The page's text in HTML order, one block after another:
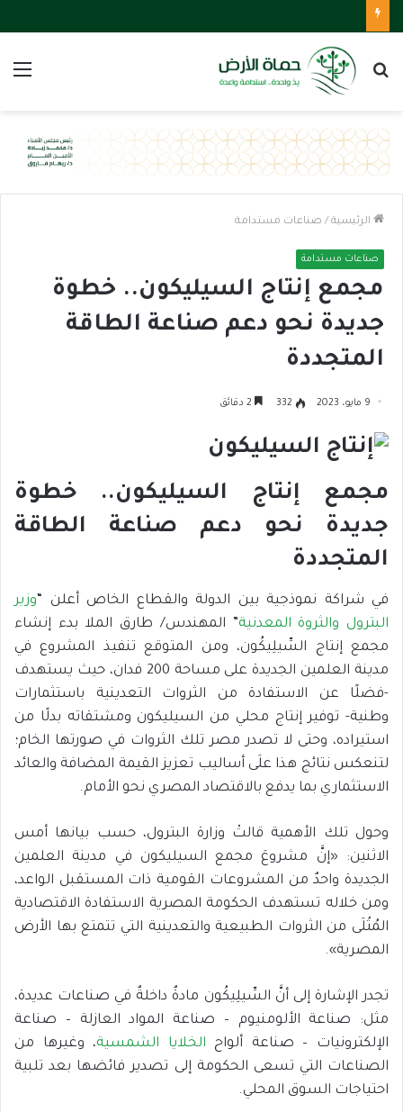
بحث
الرئيسية / صناعات مستدامة
صناعات مستدامة
مجمع إنتاج السيليكون.. خطوة
جديدة نحو دعم صناعة الطاقة
المتجددة
9 مايو، 2023 332
مجمع إنتاج السيليكون.. خطوة
جديدة نحو دعم صناعة الطاقة
المتجددة
في شراكة نموذجية بين الدولة والقطاع الخاص أعلن “وزير
البترول والثروة المعدنية” المهندس/ طارق الملا بدء إنشاء
مجمع إنتاج السِّيلِيكُون، ومن المتوقع تنفيذ المشروع في
مدينة العلمين الجديدة على مساحة 200 فدان، حيث يستهدف
-فضلًا عن الاستفادة من الثروات التعدينية باستثمارات
وطنية- توفير إنتاج محلي من السيليكون ومشتقاته بدلًا من
استيراده، وحتى لا تصدر مصر تلك الثروات في صورتها الخام؛
لتنعكس نتائج هذا علَى أساليب تعزيز القيمة المضافة والعائد
الاستثماري بما يدفع بالاقتصاد المصري نحو الأمام.
وحول تلك الأهمية قالتْ وزارة البترول، حسب بيانها أمس
الاثنين: «إنَّ مشروعَ مجمع السيليكون في مدينة العلمين
الجديدة واحدٌ من المشروعات القومية ذات المستقبل الواعد،
ومن خلاله تستهدف الحكومة المصرية الاستفادة الاقتصادية
المُثْلَى من الثروات الطبيعية والتعدينية التي تتمتع بها الأرض
المصرية».
تجدر الإشارة إلى أنَّ السِّيلِيكُون مادةٌ داخلةٌ في صناعات عديدة،
مثل: صناعة الألومنيوم – صناعة المواد العازلة – صناعة
الإلكترونيات – صناعة ألواح الخلايا الشمسية، وغيرها من
الصناعات التي تسعى الحكومة إلى تصدير فائضها بعد تلبية
احتياجات السوق المحلي.